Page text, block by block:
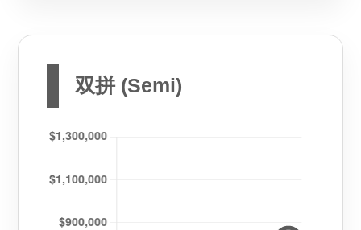
双拼 (Semi)